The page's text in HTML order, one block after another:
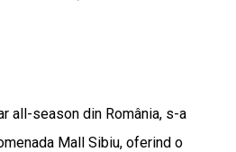
all-season din România, s-a
Mall Sibiu, oferind o